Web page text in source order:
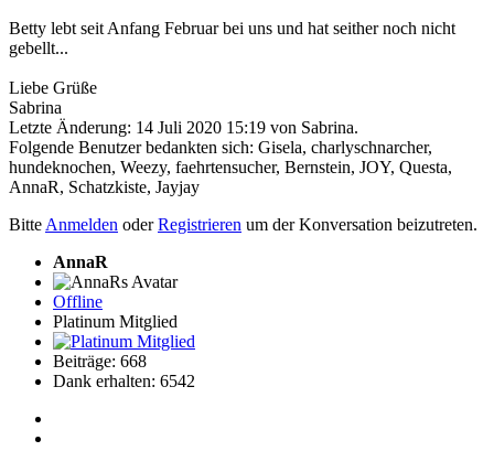
Betty lebt seit Anfang Februar bei uns und hat seither noch nicht
gebellt...
Liebe Grüße
Sabrina
Letzte Änderung: 14 Juli 2020 15:19 von Sabrina.
Folgende Benutzer bedankten sich: Gisela, charlyschnarcher,
hundeknochen, Weezy, faehrtensucher, Bernstein, JOY, Questa,
AnnaR, Schatzkiste, Jayjay
BitteAnmelden oderRegistrieren um der Konversation beizutreten.
AnnaR
Offline
Platinum Mitglied
Beiträge: 668
Dank erhalten: 6542